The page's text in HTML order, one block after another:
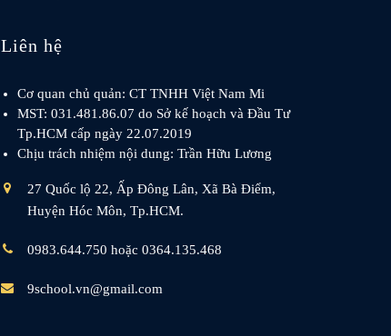
Liên hệ
Cơ quan chủ quản: CT TNHH Việt Nam Mi
MST: 031.481.86.07 do Sở kế hoạch và Đầu Tư
Tp.HCM cấp ngày 22.07.2019
Chịu trách nhiệm nội dung: Trần Hữu Lương
27 Quốc lộ 22, Ấp Đông Lân, Xã Bà Điểm,
Huyện Hóc Môn, Tp.HCM.
0983.644.750 hoặc 0364.135.468
9school.vn@gmail.com